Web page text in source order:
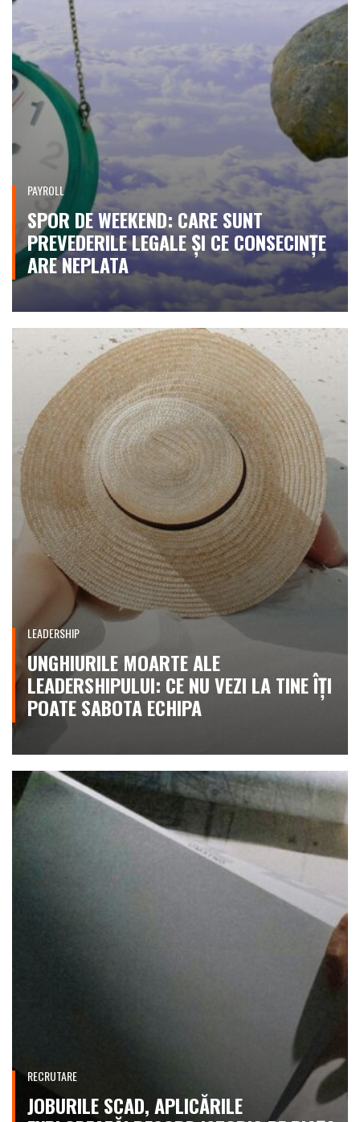
PAYROLL
SPOR DE WEEKEND: CARE SUNT
PREVEDERILE LEGALE ȘI CE CONSECINȚE
ARE NEPLATA
LEADERSHIP
UNGHIURILE MOARTE ALE
LEADERSHIPULUI: CE NU VEZI LA TINE ÎȚI
POATE SABOTA ECHIPA
RECRUTARE
JOBURILE SCAD, APLICĂRILE